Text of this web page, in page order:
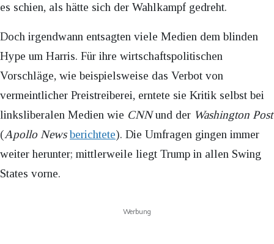
es schien, als hätte sich der Wahlkampf gedreht.
Doch irgendwann entsagten viele Medien dem blinden
Hype um Harris. Für ihre wirtschaftspolitischen
Vorschläge, wie beispielsweise das Verbot von
vermeintlicher Preistreiberei, erntete sie Kritik selbst bei
linksliberalen Medien wie CNNund der Washington Post
(Apollo News berichtete). Die Umfragen gingen immer
weiter herunter; mittlerweile liegt Trump in allen Swing
States vorne.
Werbung